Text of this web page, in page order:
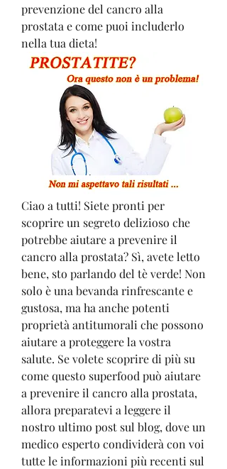
prevenzione del cancro alla
prostata e come puoi includerlo
nella tua dieta!
Ciao a tutti! Siete pronti per
scoprire un segreto delizioso che
potrebbe aiutare a prevenire il
cancro alla prostata? Sì, avete letto
bene, sto parlando del tè verde! Non
solo è una bevanda rinfrescante e
gustosa, ma ha anche potenti
proprietà antitumorali che possono
aiutare a proteggere la vostra
salute. Se volete scoprire di più su
come questo superfood può aiutare
a prevenire il cancro alla prostata,
allora preparatevi a leggere il
nostro ultimo post sul blog, dove un
medico esperto condividerà con voi
tutte le informazioni più recenti sul